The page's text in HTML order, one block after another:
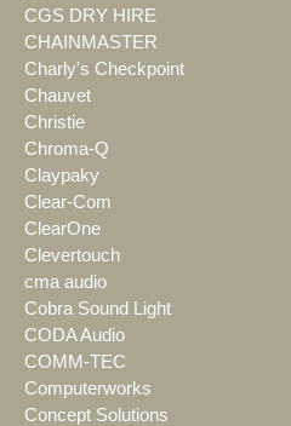
CGS DRY HIRE
CHAINMASTER
Charly's Checkpoint
Chauvet
Christie
Chroma-Q
Claypaky
Clear-Com
ClearOne
Clevertouch
cma audio
Cobra Sound Light
CODA Audio
COMM-TEC
Computerworks
Concept Solutions